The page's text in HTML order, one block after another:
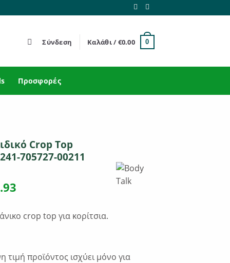
Σύνδεση Καλάθι /€0.00 0
Προσφορές
Crop Top
705727-00211
Η
τιμή
είναι:
crop top για κορίτσια.
προϊόντος ισχύει μόνο για